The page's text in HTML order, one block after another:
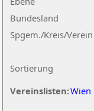
Sortierung
Bundesland
Spgem./Kreis/Verein
Vereinslisten:Wien